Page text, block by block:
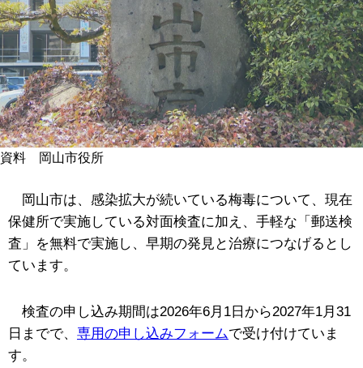
資料 岡山市役所
岡山市は、感染拡大が続いている梅毒について、現在
保健所で実施している対面検査に加え、手軽な「郵送検
査」を無料で実施し、早期の発見と治療につなげるとし
ています。
検査の申し込み期間は2026年6月1日から2027年1月31
日までで、 専用の申し込みフォームで受け付けていま
す。